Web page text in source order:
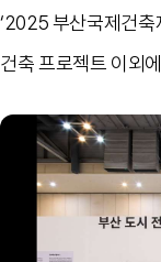
‘2025 부산국제건
건축 프로젝트 이외